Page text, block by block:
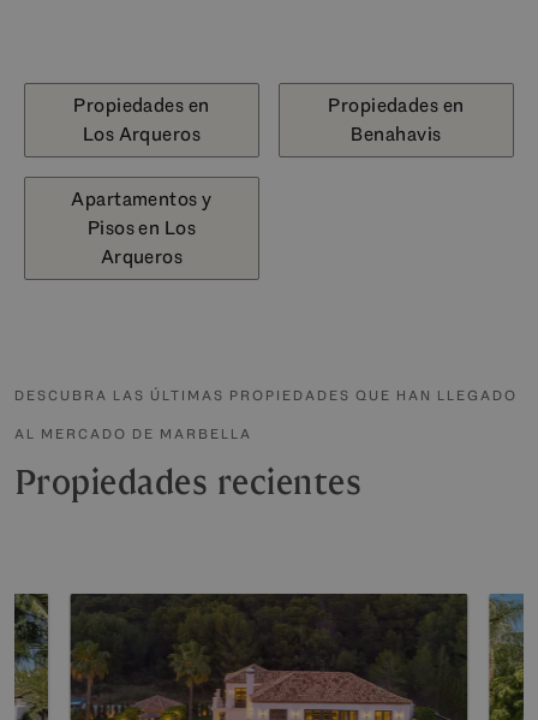
Propiedades en
Los Arqueros
Propiedades en
Benahavis
Apartamentos y
Pisos en Los
Arqueros
DESCUBRA LAS ÚLTIMAS PROPIEDADES QUE HAN LLEGADO
AL MERCADO DE MARBELLA
Propiedades recientes